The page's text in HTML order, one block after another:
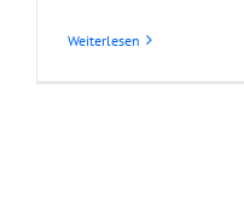
Weiterlesen